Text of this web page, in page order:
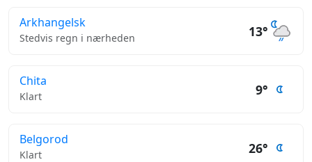
Arkhangelsk
Stedvis regn i nærheden 13°
Chita
Klart 9°
Belgorod
Klart 26°